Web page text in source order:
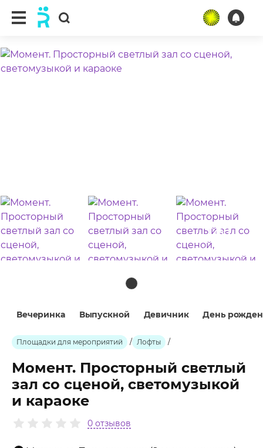
ещё 33 фото
Вечеринка Выпускной Девичник День
Площадки для мероприятий / Лофты /
Момент. Просторный светлый
зал со сценой, светомузыкой
и караоке
0 отзывов